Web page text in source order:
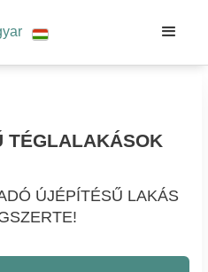
TÉGLALAKÁSOK
ÚJÉPÍTÉSŰ LAKÁS